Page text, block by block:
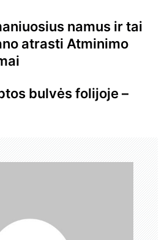
namus ir tai
atrasti Atminimo
bulvės folijoje –